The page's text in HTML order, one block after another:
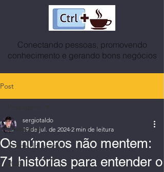
Conectando pessoas, promovendo
conhecimento e gerando bons negócios
Post
Postagens
Índice do Acervo
2030
Os números não mentem:
71 histórias para entender o
sergiotaldo
19 de jul. de 2024 2 min de leitura